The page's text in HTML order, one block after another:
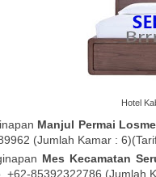
Hotel
Manjul Permai
(Jumlah Kamar :
Mes Kecamatan
+62-85392322786 (Jumlah